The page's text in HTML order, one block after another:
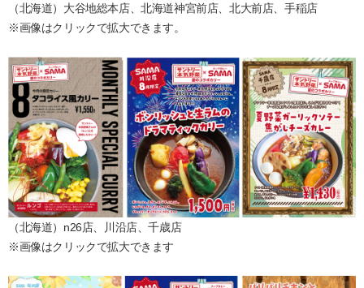
（北海道）大谷地総本店、北海道神宮前店、北大前店、手稲店
※画像はクリックで拡大できます。
（北海道）n26店、川沿店、千歳店
※画像はクリックで拡大できます